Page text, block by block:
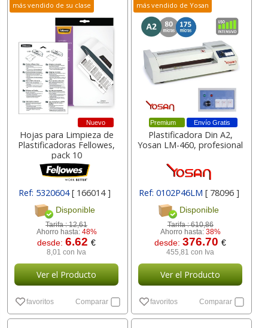
más vendido de su clase
Nuevo
Hojas para Limpieza de
Plastificadoras Fellowes,
pack 10
Ref: 5320604[ 166014 ]
Disponible
Tarifa :12,61
Ahorro hasta: 48%
desde:6.62€
8,01 con Iva
Ver el Producto
favoritos Comparar
más vendido de Yosan
Envío Gratis
Premium
Plastificadora Din A2,
Yosan LM-460, profesional
Ref: 0102P46LM [ 78096 ]
Disponible
Tarifa :610,86
Ahorro hasta: 38%
desde:376.70€
455,81 con Iva
Ver el Producto
favoritos Comparar